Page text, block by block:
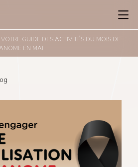
VOTRE GUIDE DES ACTIVITÉS DU MOIS DE
EN MAI